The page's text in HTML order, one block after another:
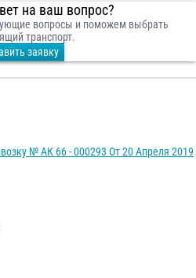
на ваш вопрос?
вопросы и поможем выбрать
транспорт.
заявку
№ АК 66 - 000293 От 20 Апреля 2019